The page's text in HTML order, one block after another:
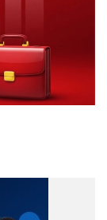
Woche wurde
Sie hat
(Diplom cum
traditionellen
einem